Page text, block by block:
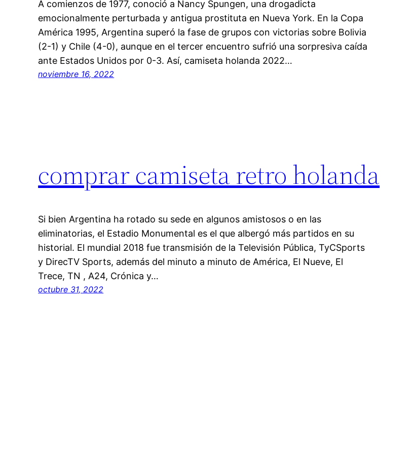
A comienzos de 1977, conoció a Nancy Spungen, una drogadicta
emocionalmente perturbada y antigua prostituta en Nueva York. En la Copa
América 1995, Argentina superó la fase de grupos con victorias sobre Bolivia
(2-1) y Chile (4-0), aunque en el tercer encuentro sufrió una sorpresiva caída
ante Estados Unidos por 0-3. Así, camiseta holanda 2022…
noviembre 16, 2022
comprar camiseta retro holanda
Si bien Argentina ha rotado su sede en algunos amistosos o en las
eliminatorias, el Estadio Monumental es el que albergó más partidos en su
historial. El mundial 2018 fue transmisión de la Televisión Pública, TyCSports
y DirecTV Sports, además del minuto a minuto de América, El Nueve, El
Trece, TN , A24, Crónica y…
octubre 31, 2022